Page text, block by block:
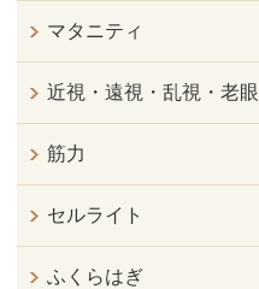
マタニティ
近視・遠視・乱視・老眼
筋力
セルライト
ふくらはぎ